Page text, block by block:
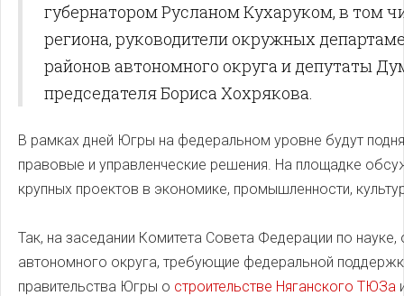
губернатором Русланом Кухаруком, в том
региона, руководители окружных
районов автономного округа и депутаты
председателя Бориса Хохрякова.
В рамках дней Югры на федеральном уровне будут
правовые и управленческие решения. На площадке
крупных проектов в экономике, промышленности,
Так, на заседании Комитета Совета Федерации по
автономного округа, требующие федеральной
правительства Югры о строительстве Няганского ТЮЗа